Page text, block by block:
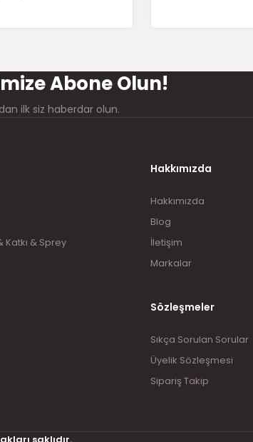
Abone Olun!
ilk siz haberdar olun.
Katkı & Sprey
Hakkımızda
Hakkımızda
Blog
İletişim
Markalar
Sözleşmeler
Sıkça Sorulan Sorular
Üyelik Sözleşmesi
Sipariş Takip